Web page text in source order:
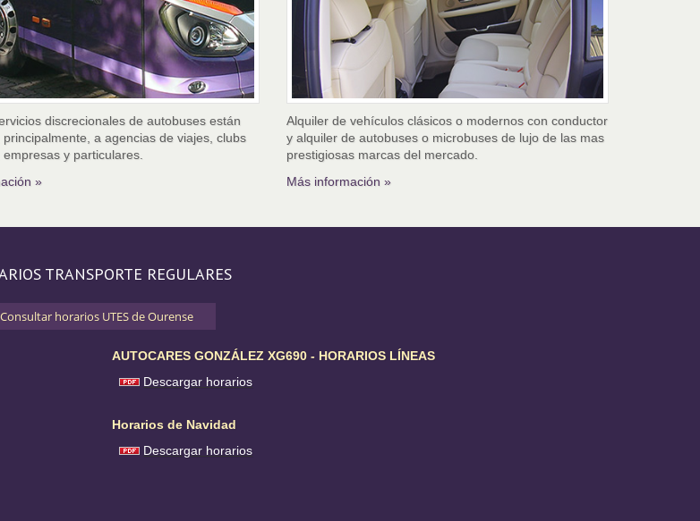
discrecionales de autobuses están
a agencias de viajes, clubs
y particulares.
»
Alquiler de vehículos clásicos o modernos con conductor
y alquiler de autobuses o microbuses de lujo de las mas
prestigiosas marcas del mercado.
Más información »
TRANSPORTE REGULARES
Consultar horarios UTES de Ourense
AUTOCARES GONZÁLEZ XG690 - HORARIOS LÍNEAS
Descargar horarios
Horarios de Navidad
Descargar horarios